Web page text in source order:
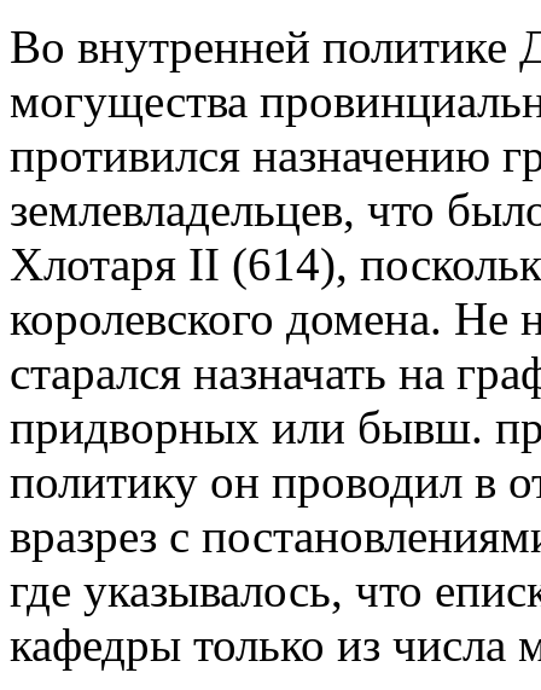
Во внутренней политике
могущества
противился назначению
землевладельцев, что
Хлотаря II (614),
королевского домена. Не
старался назначать на
придворных или бывш.
политику он проводил в
вразрез с
где указывалось, что
кафедры только из числа